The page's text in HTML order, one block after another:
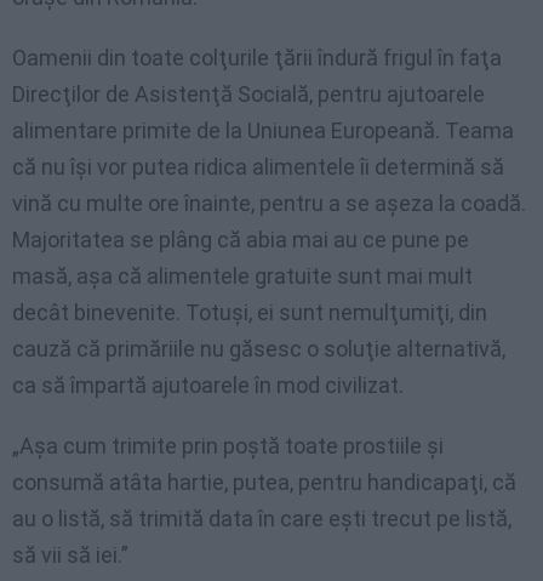
Oamenii din toate colţurile ţării îndură frigul în faţa
Direcţilor de Asistenţă Socială, pentru ajutoarele
alimentare primite de la Uniunea Europeană. Teama
că nu îşi vor putea ridica alimentele îi determină să
vină cu multe ore înainte, pentru a se aşeza la coadă.
Majoritatea se plâng că abia mai au ce pune pe
masă, aşa că alimentele gratuite sunt mai mult
decât binevenite. Totuşi, ei sunt nemulţumiţi, din
cauză că primăriile nu găsesc o soluţie alternativă,
ca să împartă ajutoarele în mod civilizat.
„Aşa cum trimite prin poştă toate prostiile şi
consumă atâta hartie, putea, pentru handicapaţi, că
au o listă, să trimită data în care eşti trecut pe listă,
să vii să iei.”